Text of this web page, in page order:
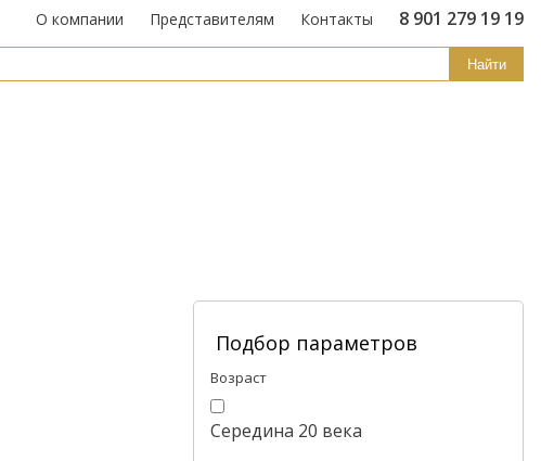
О компании Представителям Контакты 8 901 279 19 19
Найти
Подбор параметров
Возраст
Середина 20 века